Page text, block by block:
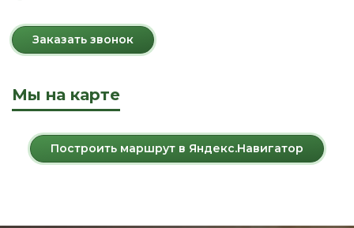
Заказать звонок
Мы на карте
Построить маршрут в Яндекс.Навигатор